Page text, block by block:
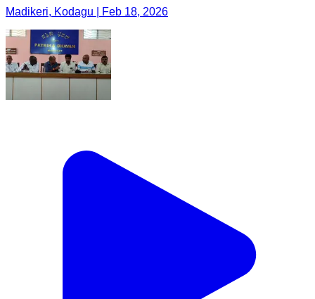
Madikeri, Kodagu | Feb 18, 2026